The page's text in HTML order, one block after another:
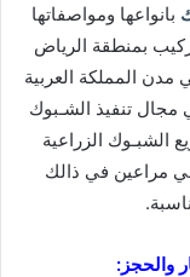
بانواعها ومواصفاتها
بمنطقة الرياض
المملكة العربية
تنفيذ الشـبوك
الشبـوك الزراعية
مراعين في ذالك
والحجز: